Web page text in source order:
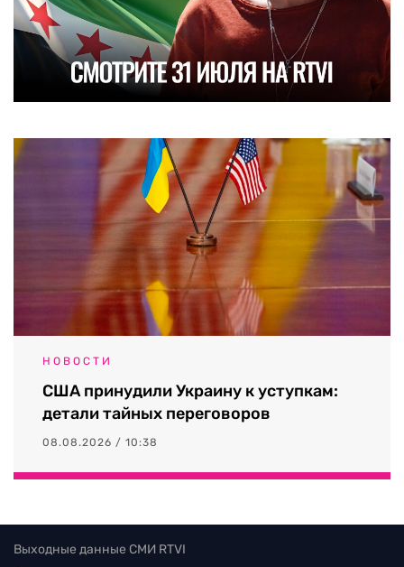
НОВОСТИ
США принудили Украину к уступкам:
детали тайных переговоров
08.08.2026 / 10:38
Выходные данные СМИ RTVI